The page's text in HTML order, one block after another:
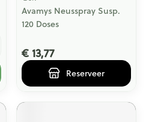
Avamys Neusspray Susp.
120 Doses
€ 13,77
Reserveer